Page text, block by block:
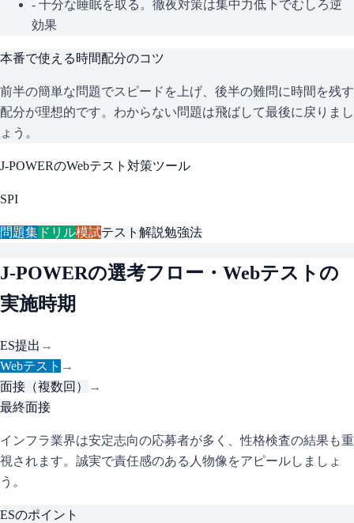
- 十分な睡眠を取る。徹夜対策は集中力低下でむしろ逆
効果
本番で使える時間配分のコツ
前半の簡単な問題でスピードを上げ、後半の難問に時間を残す
配分が理想的です。わからない問題は飛ばして最後に戻りまし
ょう。
J-POWERのWebテスト対策ツール
SPI
問題集 ドリル模試テスト解説勉強法
J-POWERの選考フロー・Webテストの
実施時期
ES提出 →
Webテスト →
面接（複数回）
→
最終面接
インフラ業界は安定志向の応募者が多く、性格検査の結果も重
視されます。誠実で責任感のある人物像をアピールしましょ
う。
ESのポイント